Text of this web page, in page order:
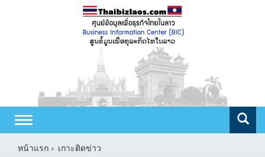
Toggle
navigation
หน้าแรก
เกาะติดข่าว